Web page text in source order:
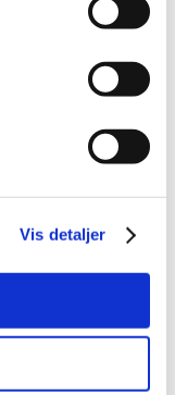
Vis detaljer